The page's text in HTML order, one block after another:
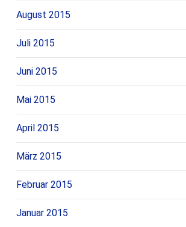
August 2015
Juli 2015
Juni 2015
Mai 2015
April 2015
März 2015
Februar 2015
Januar 2015